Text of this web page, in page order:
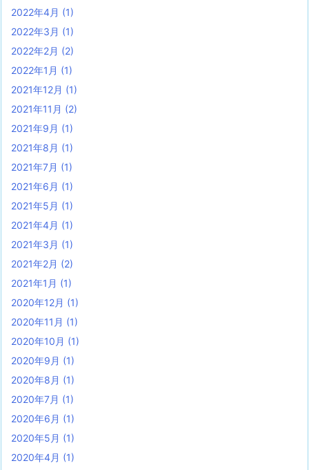
2022年4月 (1)
2022年3月 (1)
2022年2月 (2)
2022年1月 (1)
2021年12月 (1)
2021年11月 (2)
2021年9月 (1)
2021年8月 (1)
2021年7月 (1)
2021年6月 (1)
2021年5月 (1)
2021年4月 (1)
2021年3月 (1)
2021年2月 (2)
2021年1月 (1)
2020年12月 (1)
2020年11月 (1)
2020年10月 (1)
2020年9月 (1)
2020年8月 (1)
2020年7月 (1)
2020年6月 (1)
2020年5月 (1)
2020年4月 (1)